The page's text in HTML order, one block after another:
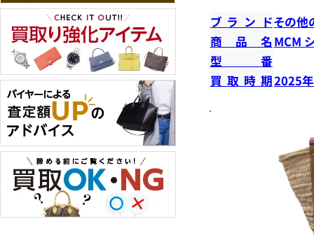
ブランドその他
商品名 MCM
型番
買取時期2025